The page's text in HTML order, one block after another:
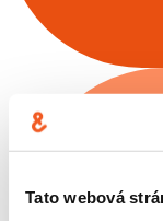
Tato webová